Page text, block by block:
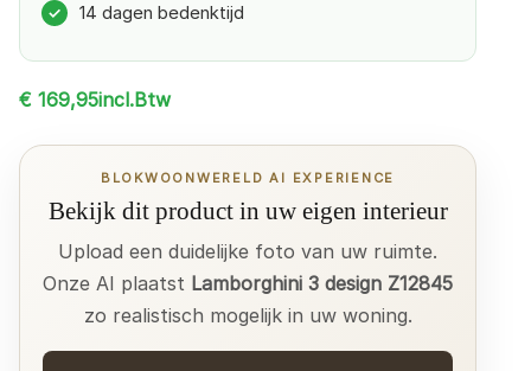
✓ 14 dagen bedenktijd
€ 169,95incl.Btw
BLOKWOONWERELD AI EXPERIENCE
Bekijk dit product in uw eigen interieur
Upload een duidelijke foto van uw ruimte.
Onze AI plaatst Lamborghini 3 design Z12845
zo realistisch mogelijk in uw woning.